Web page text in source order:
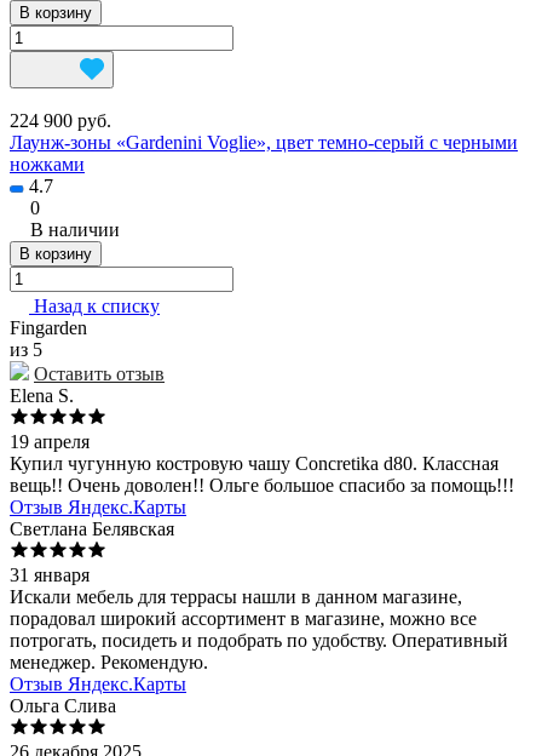
В корзину
224 900 руб.
Лаунж-зоны «Gardenini Voglie», цвет темно-серый с черными
ножками
4.7
0
В наличии
В корзину
Назад к списку
Fingarden
из 5
Оставить отзыв
Elena S.
19 апреля
Купил чугунную костровую чашу Concretika d80. Классная
вещь!! Очень доволен!! Ольге большое спасибо за помощь!!!
Отзыв Яндекс.Карты
Светлана Белявская
31 января
Искали мебель для террасы нашли в данном магазине,
порадовал широкий ассортимент в магазине, можно все
потрогать, посидеть и подобрать по удобству. Оперативный
менеджер. Рекомендую.
Отзыв Яндекс.Карты
Ольга Слива
26 декабря 2025